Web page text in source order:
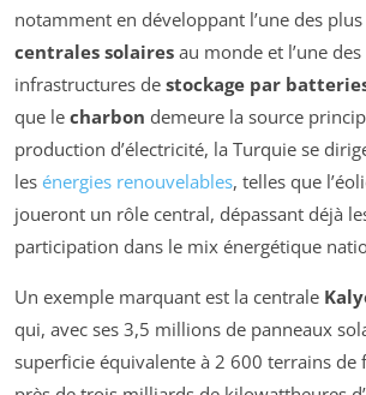
notamment en développant l’une des
centrales solaires au monde et l’une
infrastructures de stockage par
que le charbon demeure la source
production d’électricité, la Turquie se
les énergies renouvelables, telles que
joueront un rôle central, dépassant déjà
participation dans le mix énergétique
Un exemple marquant est la centrale
qui, avec ses 3,5 millions de panneaux
superficie équivalente à 2 600 terrains de